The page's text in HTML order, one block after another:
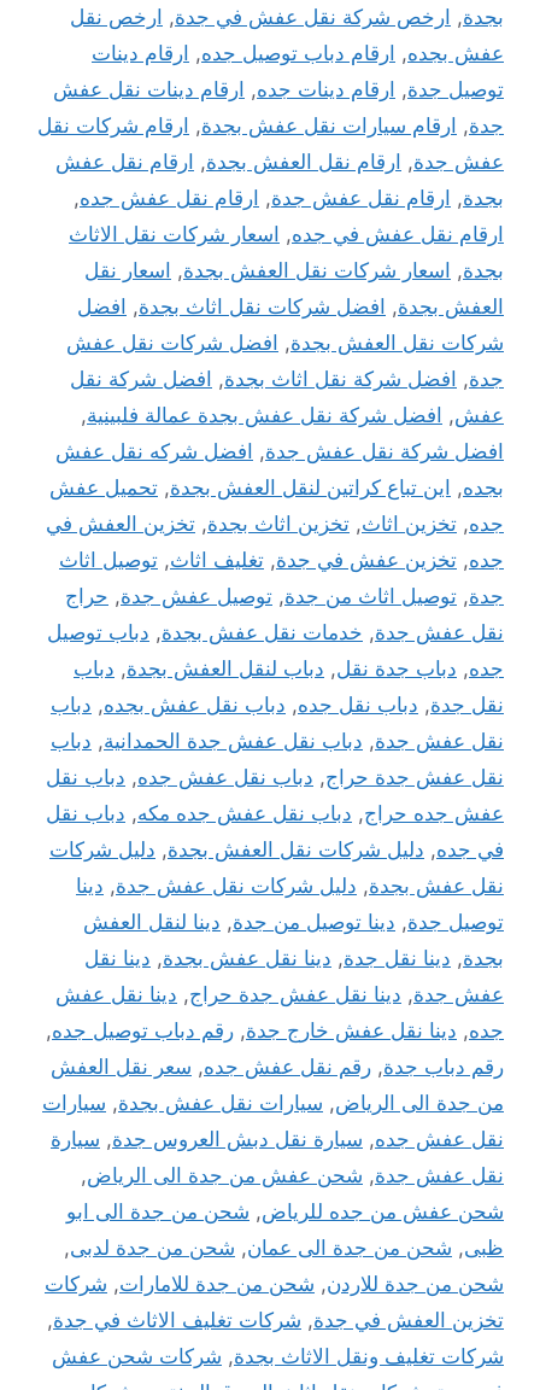
بجدة, ارخص شركة نقل عفش في جدة, ارخص نقل
عفش بجده, ارقام دباب توصيل جده, ارقام دينات
توصيل جدة, ارقام دينات جده, ارقام دينات نقل عفش
جدة, ارقام سيارات نقل عفش بجدة, ارقام شركات نقل
عفش جدة, ارقام نقل العفش بجدة, ارقام نقل عفش
بجدة, ارقام نقل عفش جدة, ارقام نقل عفش جده,
ارقام نقل عفش في جده, اسعار شركات نقل الاثاث
بجدة, اسعار شركات نقل العفش بجدة, اسعار نقل
العفش بجدة, افضل شركات نقل اثاث بجدة, افضل
شركات نقل العفش بجدة, افضل شركات نقل عفش
جدة, افضل شركة نقل اثاث بجدة, افضل شركة نقل
عفش, افضل شركة نقل عفش بجدة عمالة فلبينية,
افضل شركة نقل عفش جدة, افضل شركه نقل عفش
بجده, اين تباع كراتين لنقل العفش بجدة, تحميل عفش
جده, تخزين اثاث, تخزين اثاث بجدة, تخزين العفش في
جده, تخزين عفش في جدة, تغليف اثاث, توصيل اثاث
جدة, توصيل اثاث من جدة, توصيل عفش جدة, حراج
نقل عفش جدة, خدمات نقل عفش بجدة, دباب توصيل
جده, دباب جدة نقل, دباب لنقل العفش بجدة, دباب
نقل جدة, دباب نقل جده, دباب نقل عفش بجده, دباب
نقل عفش جدة, دباب نقل عفش جدة الحمدانية, دباب
نقل عفش جدة حراج, دباب نقل عفش جده, دباب نقل
عفش جده حراج, دباب نقل عفش جده مكه, دباب نقل
في جده, دليل شركات نقل العفش بجدة, دليل شركات
نقل عفش بجدة, دليل شركات نقل عفش جدة, دينا
توصيل جدة, دينا توصيل من جدة, دينا لنقل العفش
بجدة, دينا نقل جدة, دينا نقل عفش بجدة, دينا نقل
عفش جدة, دينا نقل عفش جدة حراج, دينا نقل عفش
جده, دينا نقل عفش خارج جدة, رقم دباب توصيل جده,
رقم دباب جدة, رقم نقل عفش جده, سعر نقل العفش
من جدة الى الرياض, سيارات نقل عفش بجدة, سيارات
نقل عفش جده, سيارة نقل دبش العروس جدة, سيارة
نقل عفش جدة, شحن عفش من جدة الى الرياض,
شحن عفش من جده للرياض, شحن من جدة الى ابو
ظبى, شحن من جدة الى عمان, شحن من جدة لدبى,
شحن من جدة للاردن, شحن من جدة للامارات, شركات
تخزين العفش في جدة, شركات تغليف الاثاث في جدة,
شركات تغليف ونقل الاثاث بجدة, شركات شحن عفش